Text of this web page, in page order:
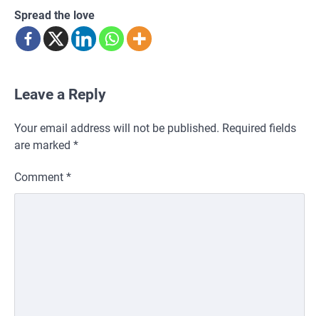
Spread the love
Leave a Reply
Your email address will not be published. Required fields
are marked *
Comment *